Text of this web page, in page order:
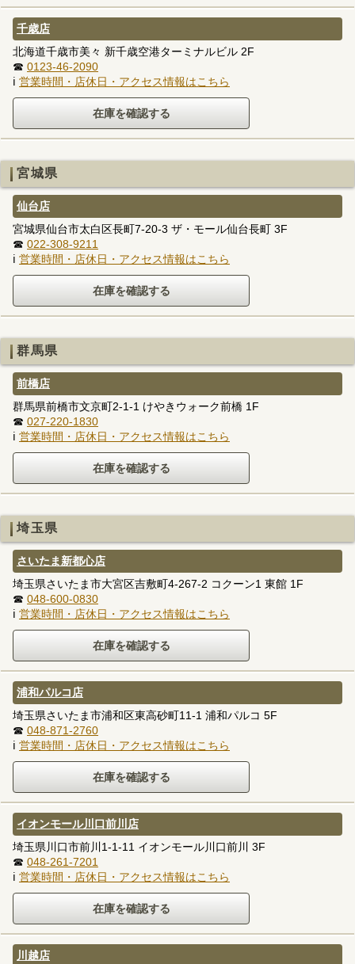
千歳店
北海道千歳市美々 新千歳空港ターミナルビル 2F
☎ 0123-46-2090
ℹ 営業時間・店休日・アクセス情報はこちら
宮城県
仙台店
宮城県仙台市太白区長町7-20-3 ザ・モール仙台長町 3F
☎ 022-308-9211
ℹ 営業時間・店休日・アクセス情報はこちら
群馬県
前橋店
群馬県前橋市文京町2-1-1 けやきウォーク前橋 1F
☎ 027-220-1830
ℹ 営業時間・店休日・アクセス情報はこちら
埼玉県
さいたま新都心店
埼玉県さいたま市大宮区吉敷町4-267-2 コクーン1 東館 1F
☎ 048-600-0830
ℹ 営業時間・店休日・アクセス情報はこちら
浦和パルコ店
埼玉県さいたま市浦和区東高砂町11-1 浦和パルコ 5F
☎ 048-871-2760
ℹ 営業時間・店休日・アクセス情報はこちら
イオンモール川口前川店
埼玉県川口市前川1-1-11 イオンモール川口前川 3F
☎ 048-261-7201
ℹ 営業時間・店休日・アクセス情報はこちら
川越店